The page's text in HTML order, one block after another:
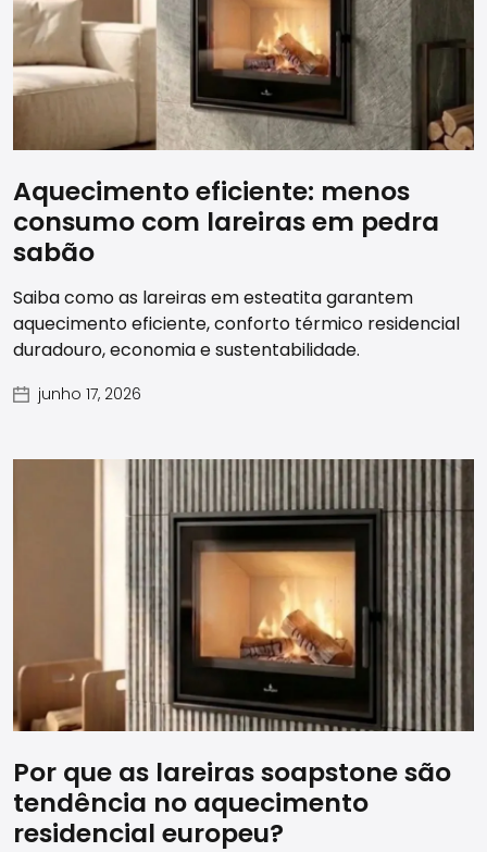
Aquecimento eficiente: menos
consumo com lareiras em pedra
sabão
Saiba como as lareiras em esteatita garantem
aquecimento eficiente, conforto térmico residencial
duradouro, economia e sustentabilidade.
junho 17, 2026
Por que as lareiras soapstone são
tendência no aquecimento
residencial europeu?